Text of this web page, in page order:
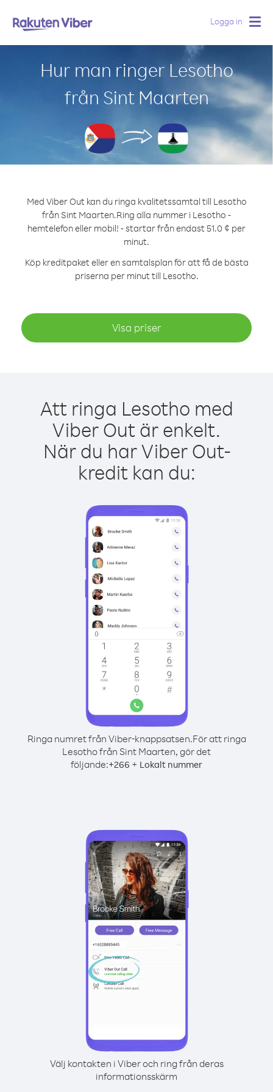
Logga in
Hur man ringer Lesotho
från Sint Maarten
Med Viber Out kan du ringa kvalitetssamtal till Lesotho
från Sint Maarten.Ring alla nummer i Lesotho -
hemtelefon eller mobil! - startar från endast 51.0 ¢ per
minut.
Köp kreditpaket eller en samtalsplan för att få de bästa
priserna per minut till Lesotho.
Visa priser
Att ringa Lesotho med
Viber Out är enkelt.
När du har Viber Out-
kredit kan du:
Ringa numret från Viber-knappsatsen.För att ringa
Lesotho från Sint Maarten, gör det
följande:+266 + Lokalt nummer
Välj kontakten i Viber och ring från deras
informationsskärm